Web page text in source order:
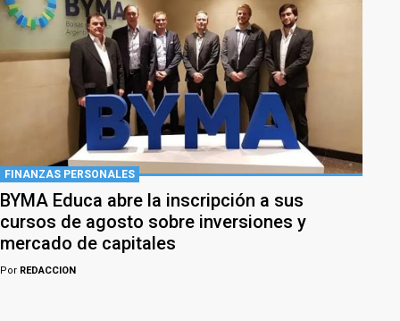
FINANZAS PERSONALES
BYMA Educa abre la inscripción a sus
cursos de agosto sobre inversiones y
mercado de capitales
Por REDACCION